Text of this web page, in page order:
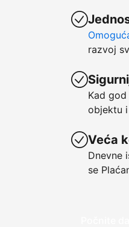
razvoj
Kad
objektu
Veća
Dnevne
se
Počnite